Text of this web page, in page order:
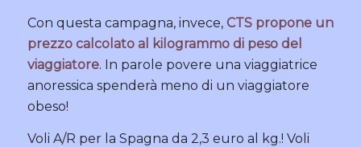
Con questa campagna, invece, CTS propone un
prezzo calcolato al kilogrammo di peso del
viaggiatore. In parole povere una viaggiatrice
anoressica spenderà meno di un viaggiatore
obeso!
Voli A/R per la Spagna da 2,3 euro al kg.! Voli